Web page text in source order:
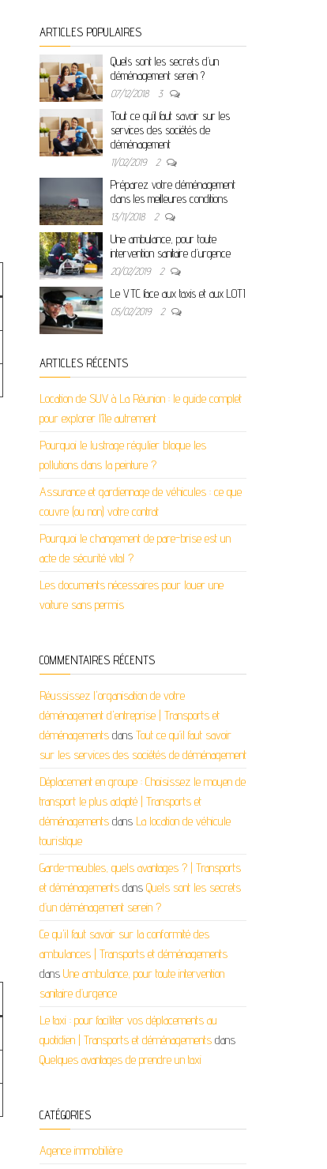
ARTICLES POPULAIRES
Quels sont les secrets d’un
déménagement serein ?
07/12/2018 3
Tout ce qu’il faut savoir sur les
services des sociétés de
déménagement
11/02/2019 2
Préparez votre déménagement
dans les meilleures conditions
13/11/2018 2
Une ambulance, pour toute
intervention sanitaire d’urgence
20/02/2019 2
Le VTC face aux taxis et aux LOTI
05/02/2019 2
ARTICLES RÉCENTS
Location de SUV à La Réunion : le guide complet
pour explorer l’île autrement
Pourquoi le lustrage régulier bloque les
pollutions dans la peinture ?
Assurance et gardiennage de véhicules : ce que
couvre (ou non) votre contrat
Pourquoi le changement de pare-brise est un
acte de sécurité vital ?
Les documents nécessaires pour louer une
voiture sans permis
COMMENTAIRES RÉCENTS
Réussissez l'organisation de votre
déménagement d'entreprise | Transports et
déménagementsdans Tout ce qu’il faut savoir
sur les services des sociétés de déménagement
Déplacement en groupe : Choisissez le moyen de
transport le plus adapté | Transports et
déménagementsdans La location de véhicule
touristique
Garde-meubles, quels avantages ? | Transports
et déménagementsdans Quels sont les secrets
d’un déménagement serein ?
Ce qu'il faut savoir sur la conformité des
ambulances | Transports et déménagements
dans Une ambulance, pour toute intervention
sanitaire d’urgence
Le taxi : pour faciliter vos déplacements au
quotidien | Transports et déménagementsdans
Quelques avantages de prendre un taxi
CATÉGORIES
Agence immobilière